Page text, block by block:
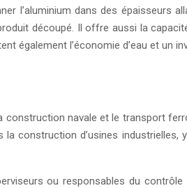
l’aluminium dans des épaisseurs
découpé. Il offre aussi la
également l’économie d’eau et un
navale et le transport
construction d’usines industrielles,
ou responsables du contrôle